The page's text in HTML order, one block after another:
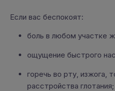
Если вас беспокоят:
боль в любом участке
ощущение быстрого
горечь во рту, изжога,
расстройства глотания;